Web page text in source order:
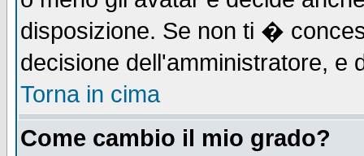
disposizione. Se non ti �
decisione dell'amministratore, e
Torna in cima
Come cambio il mio grado?